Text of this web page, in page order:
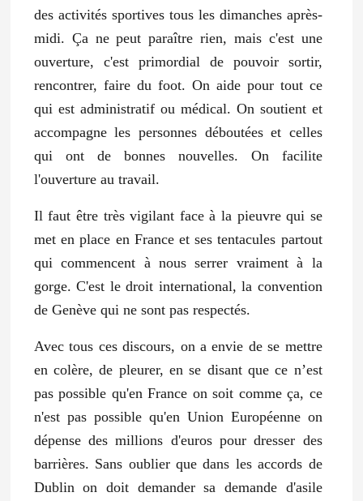
des activités sportives tous les dimanches après-
midi. Ça ne peut paraître rien, mais c'est une
ouverture, c'est primordial de pouvoir sortir,
rencontrer, faire du foot. On aide pour tout ce
qui est administratif ou médical. On soutient et
accompagne les personnes déboutées et celles
qui ont de bonnes nouvelles. On facilite
l'ouverture au travail.
Il faut être très vigilant face à la pieuvre qui se
met en place en France et ses tentacules partout
qui commencent à nous serrer vraiment à la
gorge. C'est le droit international, la convention
de Genève qui ne sont pas respectés.
Avec tous ces discours, on a envie de se mettre
en colère, de pleurer, en se disant que ce n’est
pas possible qu'en France on soit comme ça, ce
n'est pas possible qu'en Union Européenne on
dépense des millions d'euros pour dresser des
barrières. Sans oublier que dans les accords de
Dublin on doit demander sa demande d'asile